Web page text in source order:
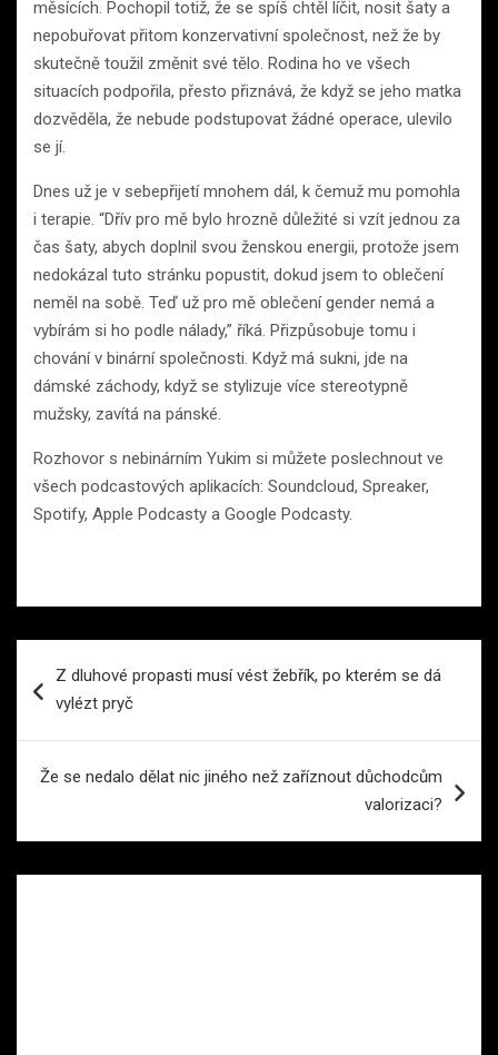
měsících. Pochopil totiž, že se spíš chtěl líčit, nosit šaty a
nepobuřovat přitom konzervativní společnost, než že by
skutečně toužil změnit své tělo. Rodina ho ve všech
situacích podpořila, přesto přiznává, že když se jeho matka
dozvěděla, že nebude podstupovat žádné operace, ulevilo
se jí.
Dnes už je v sebepřijetí mnohem dál, k čemuž mu pomohla
i terapie. “Dřív pro mě bylo hrozně důležité si vzít jednou za
čas šaty, abych doplnil svou ženskou energii, protože jsem
nedokázal tuto stránku popustit, dokud jsem to oblečení
neměl na sobě. Teď už pro mě oblečení gender nemá a
vybírám si ho podle nálady,” říká. Přizpůsobuje tomu i
chování v binární společnosti. Když má sukni, jde na
dámské záchody, když se stylizuje více stereotypně
mužsky, zavítá na pánské.
Rozhovor s nebinárním Yukim si můžete poslechnout ve
všech podcastových aplikacích: Soundcloud, Spreaker,
Spotify, Apple Podcasty a Google Podcasty.
proZ dluhové propasti musí vést žebřík, po kterém se dá
vylézt pryč
Že se nedalo dělat nic jiného než zaříznout důchodcům
valorizaci?